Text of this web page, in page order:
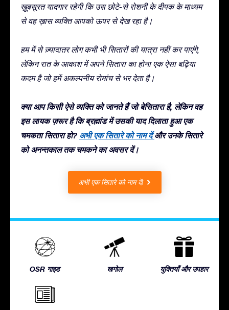
ख़ूबसूरत यादगार रहेगी कि उस छोटे-से रोशनी के दीपक के माध्यम
से वह ख़ास व्यक्ति आपको ऊपर से देख रहा है।
हम में से ज़्यादातर लोग कभी भी सितारों की यात्रा नहीं कर पाएंगे,
लेकिन रात के आकाश में अपने सितारा का होना एक ऐसा बढ़िया
कदम है जो हमें अकल्पनीय रोमांच से भर देता है।
क्या आप किसी ऐसे व्यक्ति को जानते हैं जो बेसितारा है, लेकिन वह
इस लायक ज़रूर है कि ब्रह्मांड में उसकी याद दिलाता हुआ एक
चमकता सितारा हो? अभी एक सितारे को नाम देंऔर उनके सितारे
को अनन्तकाल तक चमकने का अवसर दें।
अभी एक सितारे को नाम दें!
OSR गाइड खगोल युक्तियाँ और उपहार